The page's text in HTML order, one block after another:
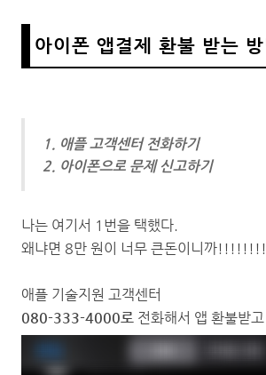
아이폰 앱결제 환불 받는 방
1. 애플 고객센터 전화하기
2. 아이폰으로 문제 신고하기
나는 여기서 1번을 택했다.
왜냐면 8만 원이 너무 큰돈이니까!!!!!!!!
애플 기술지원 고객센터
080-333-4000로 전화해서 앱 환불받